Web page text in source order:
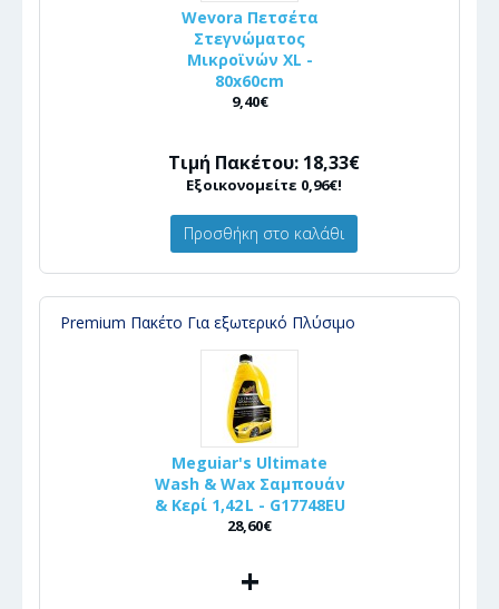
Wevora Πετσέτα
Στεγνώματος
Μικροϊνών XL -
80x60cm
9,40€
Τιμή Πακέτου: 18,33€
Εξοικονομείτε 0,96€!
Προσθήκη στο καλάθι
Premium Πακέτο Για εξωτερικό Πλύσιμο
Meguiar's Ultimate
Wash & Wax Σαμπουάν
& Κερί 1,42 L - G17748EU
28,60€
+